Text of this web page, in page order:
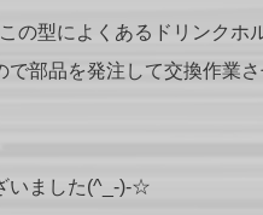
の型によくあるドリンクホ
で部品を発注して交換作業さ
いました(^_-)-☆